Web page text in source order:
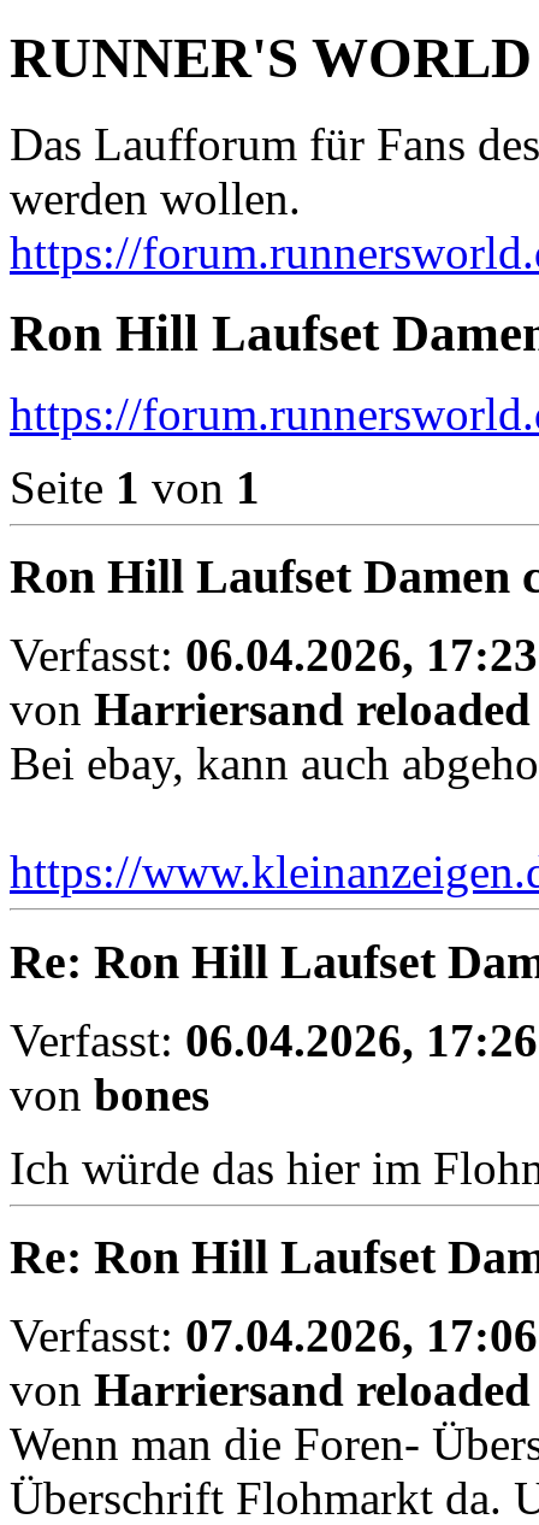
RUNNER'S WORLD
Das Laufforum für Fans
werden wollen.
https://
Ron Hill Laufset
https://
Seite 1 von 1
Ron Hill Laufset Damen
Verfasst: 06.04.2026, 17:23
von Harriersand reloaded
Bei ebay, kann auch
https://
Re: Ron Hill Laufset
Verfasst: 06.04.2026, 17:26
von bones
Ich würde das hier im
Re: Ron Hill Laufset
Verfasst: 07.04.2026, 17:06
von Harriersand reloaded
Wenn man die Foren-
Überschrift Flohmarkt da.